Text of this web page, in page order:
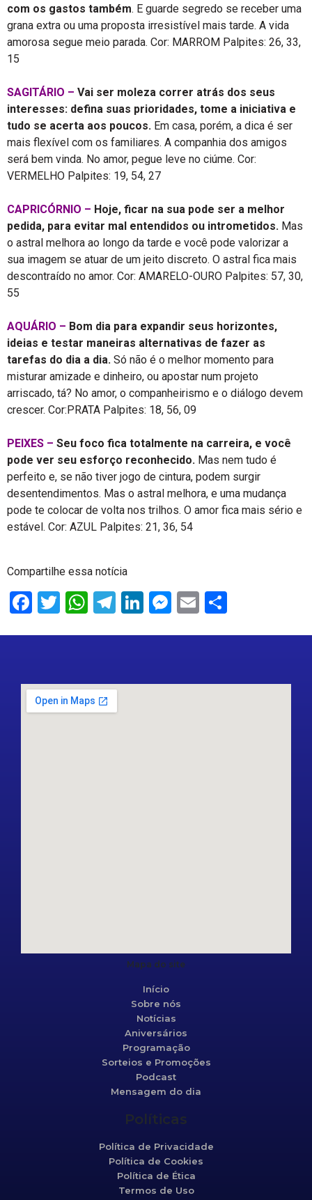
com os gastos também. E guarde segredo se receber uma
grana extra ou uma proposta irresistível mais tarde. A vida
amorosa segue meio parada. Cor: MARROM Palpites: 26, 33,
15
SAGITÁRIO – Vai ser moleza correr atrás dos seus
interesses: defina suas prioridades, tome a iniciativa e
tudo se acerta aos poucos. Em casa, porém, a dica é ser
mais flexível com os familiares. A companhia dos amigos
será bem vinda. No amor, pegue leve no ciúme. Cor:
VERMELHO Palpites: 19, 54, 27
CAPRICÓRNIO – Hoje, ficar na sua pode ser a melhor
pedida, para evitar mal entendidos ou intrometidos. Mas
o astral melhora ao longo da tarde e você pode valorizar a
sua imagem se atuar de um jeito discreto. O astral fica mais
descontraído no amor. Cor: AMARELO-OURO Palpites: 57, 30,
55
AQUÁRIO – Bom dia para expandir seus horizontes,
ideias e testar maneiras alternativas de fazer as
tarefas do dia a dia. Só não é o melhor momento para
misturar amizade e dinheiro, ou apostar num projeto
arriscado, tá? No amor, o companheirismo e o diálogo devem
crescer. Cor:PRATA Palpites: 18, 56, 09
PEIXES – Seu foco fica totalmente na carreira, e você
pode ver seu esforço reconhecido. Mas nem tudo é
perfeito e, se não tiver jogo de cintura, podem surgir
desentendimentos. Mas o astral melhora, e uma mudança
pode te colocar de volta nos trilhos. O amor fica mais sério e
estável. Cor: AZUL Palpites: 21, 36, 54
Compartilhe essa notícia
Facebook
Twitter
WhatsApp
Telegram
LinkedIn
Messenger
Email
Mapa do site
Início
Sobre nós
Notícias
Aniversários
Programação
Sorteios e Promoções
Podcast
Mensagem do dia
Políticas
Política de Privacidade
Política de Cookies
Política de Ética
Termos de Uso